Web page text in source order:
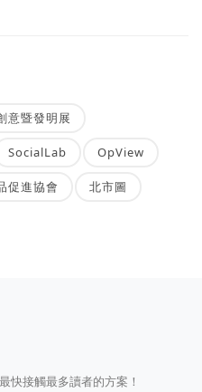
意暨發明展
SocialLab OpView
促進協會 北市圖
快接觸最多讀者的方案！